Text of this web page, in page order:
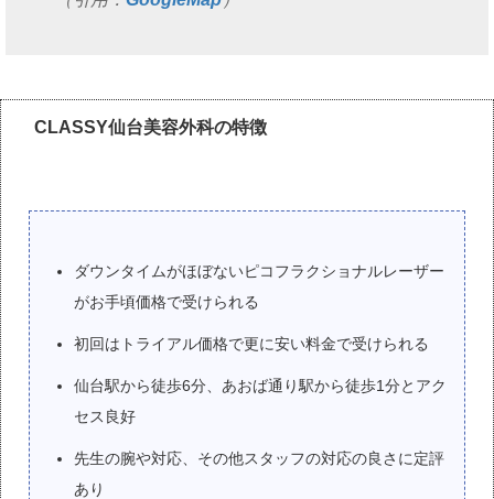
CLASSY仙台美容外科の特徴
ダウンタイムがほぼないピコフラクショナルレーザー
がお手頃価格で受けられる
初回はトライアル価格で更に安い料金で受けられる
仙台駅から徒歩6分、あおば通り駅から徒歩1分とアク
セス良好
先生の腕や対応、その他スタッフの対応の良さに定評
あり